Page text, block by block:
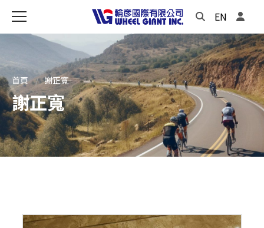
EN
首頁 謝正寬
謝正寬